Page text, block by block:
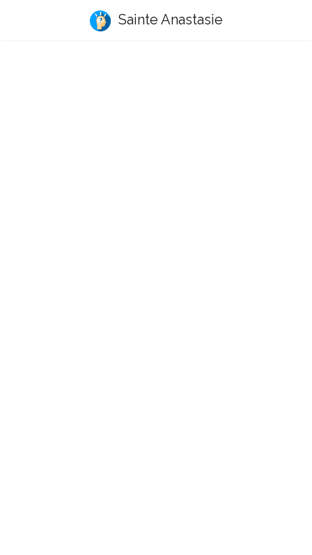
Sainte Anastasie